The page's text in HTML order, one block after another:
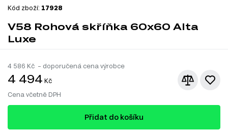
Kód zboží: 17928
V58 Rohová skříňka 60x60 Alta
Luxe
4 586 Kč – doporučená cena výrobce
4 494 Kč
Cena včetně DPH
Přidat do košíku